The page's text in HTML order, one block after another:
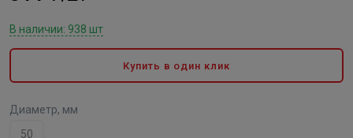
В наличии: 938 шт
Купить в один клик
Диаметр, мм
50